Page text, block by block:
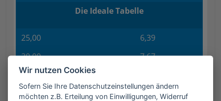
Die Ideale Tabelle
25,00
6,39
30,00
7,67
35,00
40,00
10,22
Wir nutzen Cookies
Sofern Sie Ihre Datenschutzeinstellungen ändern
möchten z.B. Erteilung von Einwilligungen, Widerruf